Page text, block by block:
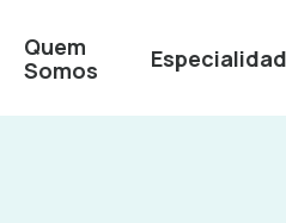
Quem
Somos